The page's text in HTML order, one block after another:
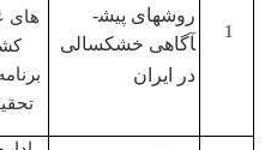
روش­های پیش­
آگاهی خشکسالی
در ایران
های علمی
کشور
برنامه ملی
تحقیقات